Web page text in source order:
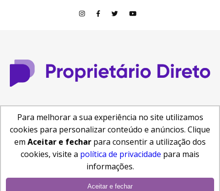
Central de Ajuda Como anunciar Busca de Imóveis
Reformas e Projetos
Para melhorar a sua experiência no site utilizamos
cookies para personalizar conteúdo e anúncios. Clique
em Aceitar e fechar para consentir a utilização dos
cookies, visite a política de privacidade para mais
informações.
Aceitar e fechar